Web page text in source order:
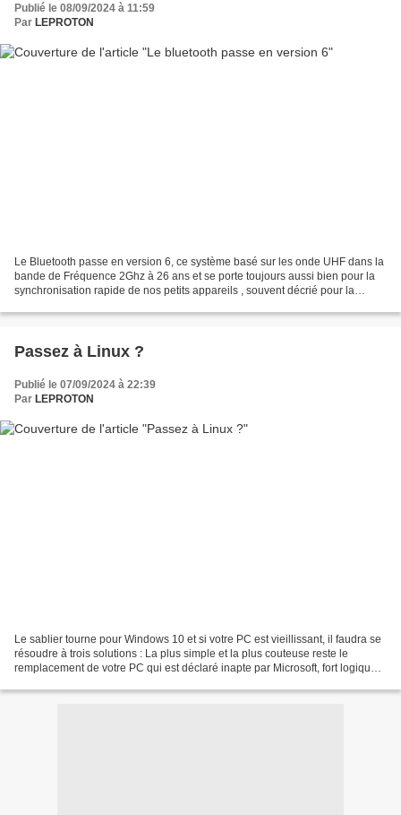
Publié le 08/09/2024 à 11:59
Par LEPROTON
Le Bluetooth passe en version 6, ce système basé sur les onde UHF dans la
bande de Fréquence 2Ghz à 26 ans et se porte toujours aussi bien pour la
synchronisation rapide de nos petits appareils , souvent décrié pour la
Passez à Linux ?
Publié le 07/09/2024 à 22:39
Par LEPROTON
Le sablier tourne pour Windows 10 et si votre PC est vieillissant, il faudra se
résoudre à trois solutions : La plus simple et la plus couteuse reste le
remplacement de votre PC qui est déclaré inapte par Microsoft, fort logique